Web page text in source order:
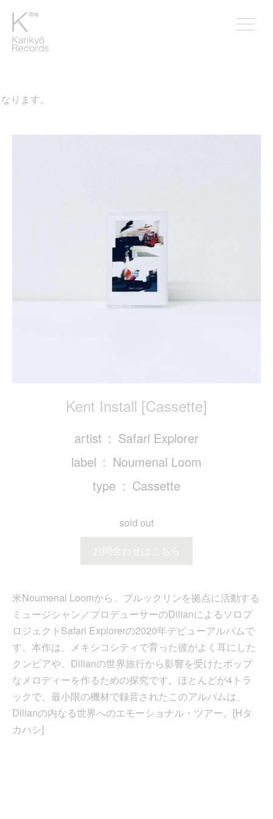
ます。
Kent Install [Cassette]
artist
Safari Explorer
label
Noumenal Loom
type
Cassette
sold out
お問合わせはこちら
米Noumenal Loomから、ブルックリンを拠点に活動する
ミュージシャン／プロデューサーのDilianによるソロプ
ロジェクトSafari Explorerの2020年デビューアルバムで
す。本作は、メキシコシティで育った彼がよく耳にした
クンビアや、Dilianの世界旅行から影響を受けたポップ
なメロディーを作るための探究です。ほとんどが4トラ
ックで、最小限の機材で録音されたこのアルバムは、
Dilianの内なる世界へのエモーショナル・ツアー。[Hタ
カハシ]